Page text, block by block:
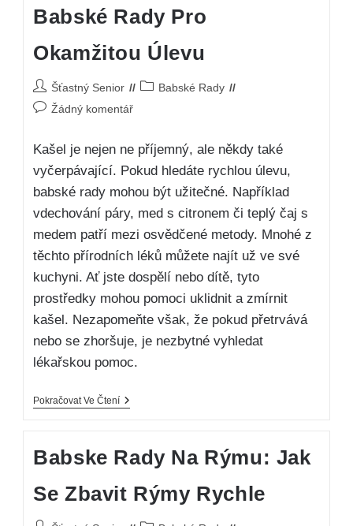
Babské Rady Pro
Okamžitou Úlevu
Šťastný Senior
Babské Rady
Žádný komentář
Kašel je nejen ne příjemný, ale někdy také
vyčerpávající. Pokud hledáte rychlou úlevu,
babské rady mohou být užitečné. Například
vdechování páry, med s citronem či teplý čaj s
medem patří mezi osvědčené metody. Mnohé z
těchto přírodních léků můžete najít už ve své
kuchyni. Ať jste dospělí nebo dítě, tyto
prostředky mohou pomoci uklidnit a zmírnit
kašel. Nezapomeňte však, že pokud přetrvává
nebo se zhoršuje, je nezbytné vyhledat
lékařskou pomoc.
Pokračovat Ve Čtení
Babske Rady Na Rýmu: Jak
Se Zbavit Rýmy Rychle